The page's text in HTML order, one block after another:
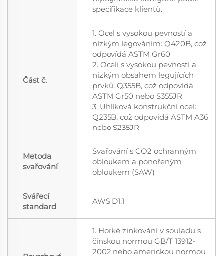
specifikace klientů.
Část č.
1. Ocel s vysokou pevností a
nízkým legováním: Q420B, což
odpovídá ASTM Gr60
2. Oceli s vysokou pevností a
nízkým obsahem legujících
prvků: Q355B, což odpovídá
ASTM Gr50 nebo S355JR
3. Uhlíková konstrukční ocel:
Q235B, což odpovídá ASTM A36
nebo S235JR
Metoda
svařování
Svařování s CO2 ochranným
obloukem a ponořeným
obloukem (SAW)
Svářecí
standard
AWS D1.1
1. Horké zinkování v souladu s
čínskou normou GB/T 13912-
2002 nebo americkou normou